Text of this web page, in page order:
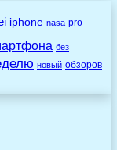
iphone nasa pro
без
новый обзоров